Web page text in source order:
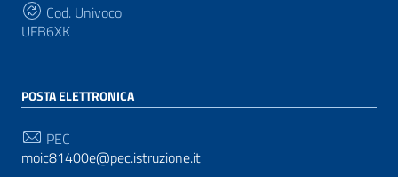
Cod. Univoco
UFB6XK
POSTA ELETTRONICA
PEC
moic81400e@pec.istruzione.it